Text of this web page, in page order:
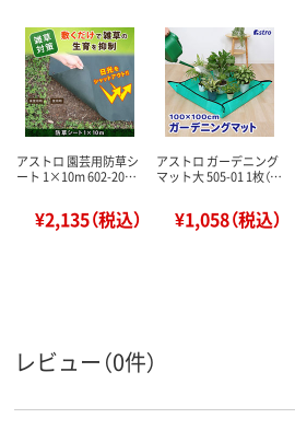
アストロ 園芸用防草シ
ート 1×10m 602-20…
¥2,135（税込）
アストロ ガーデニング
マット大 505-01 1枚（…
¥1,058（税込）
レビュー（0件）